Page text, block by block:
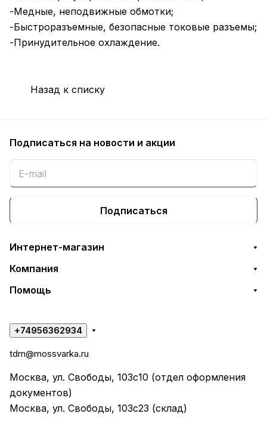
-Медные, неподвижные обмотки;
-Быстроразъемные, безопасные токовые разъемы;
-Принудительное охлаждение.
Назад к списку
Подписаться на новости и акции
Подписаться
Интернет-магазин
Компания
Помощь
+74956362934
tdm@mossvarka.ru
Москва, ул. Свободы, 103с10 (отдел оформления
документов)
Москва, ул. Свободы, 103с23 (склад)